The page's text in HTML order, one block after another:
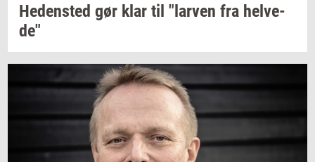
He­den­sted gør klar til "lar­ven fra hel­ve­
de"